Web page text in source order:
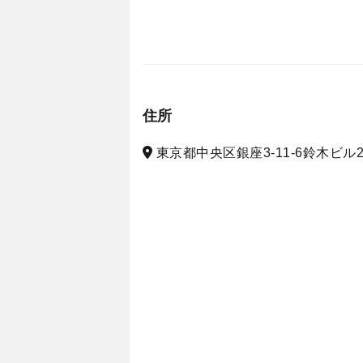
住所
東京都中央区銀座3-11-6鈴木ビル